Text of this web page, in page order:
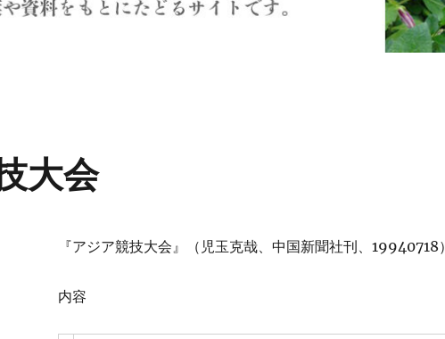
大会
『アジア競技大会』（児玉克哉、中国新聞社刊、19940718）
内容